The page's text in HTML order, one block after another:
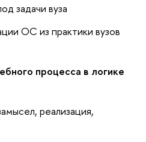
задачи вуза
ОС из практики вузов
процесса в логике
реализация,